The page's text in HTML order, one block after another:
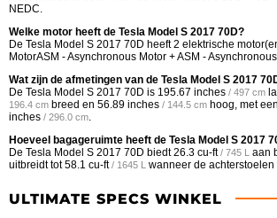
NEDC.
Welke motor heeft de Tesla Model S 2017 70D?
De Tesla Model S 2017 70D heeft 2 elektrische
MotorASM - Asynchronous Motor + ASM - Asynchronous
Wat zijn de afmetingen van de Tesla Model S 2017
De Tesla Model S 2017 70D is 195.67 inches / 497 cm
196.4 cm breed en 56.89 inches / 144.5 cm hoog, met
inches / 296.0 cm
Hoeveel bagageruimte heeft de Tesla Model S 2017
De Tesla Model S 2017 70D biedt26.3 cu-ft / 745 L aan
uitbreidt tot58.1 cu-ft / 1645 L wanneer de
ULTIMATE SPECS WINKEL